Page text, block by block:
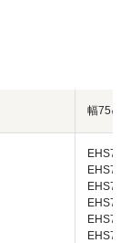
幅75㎝